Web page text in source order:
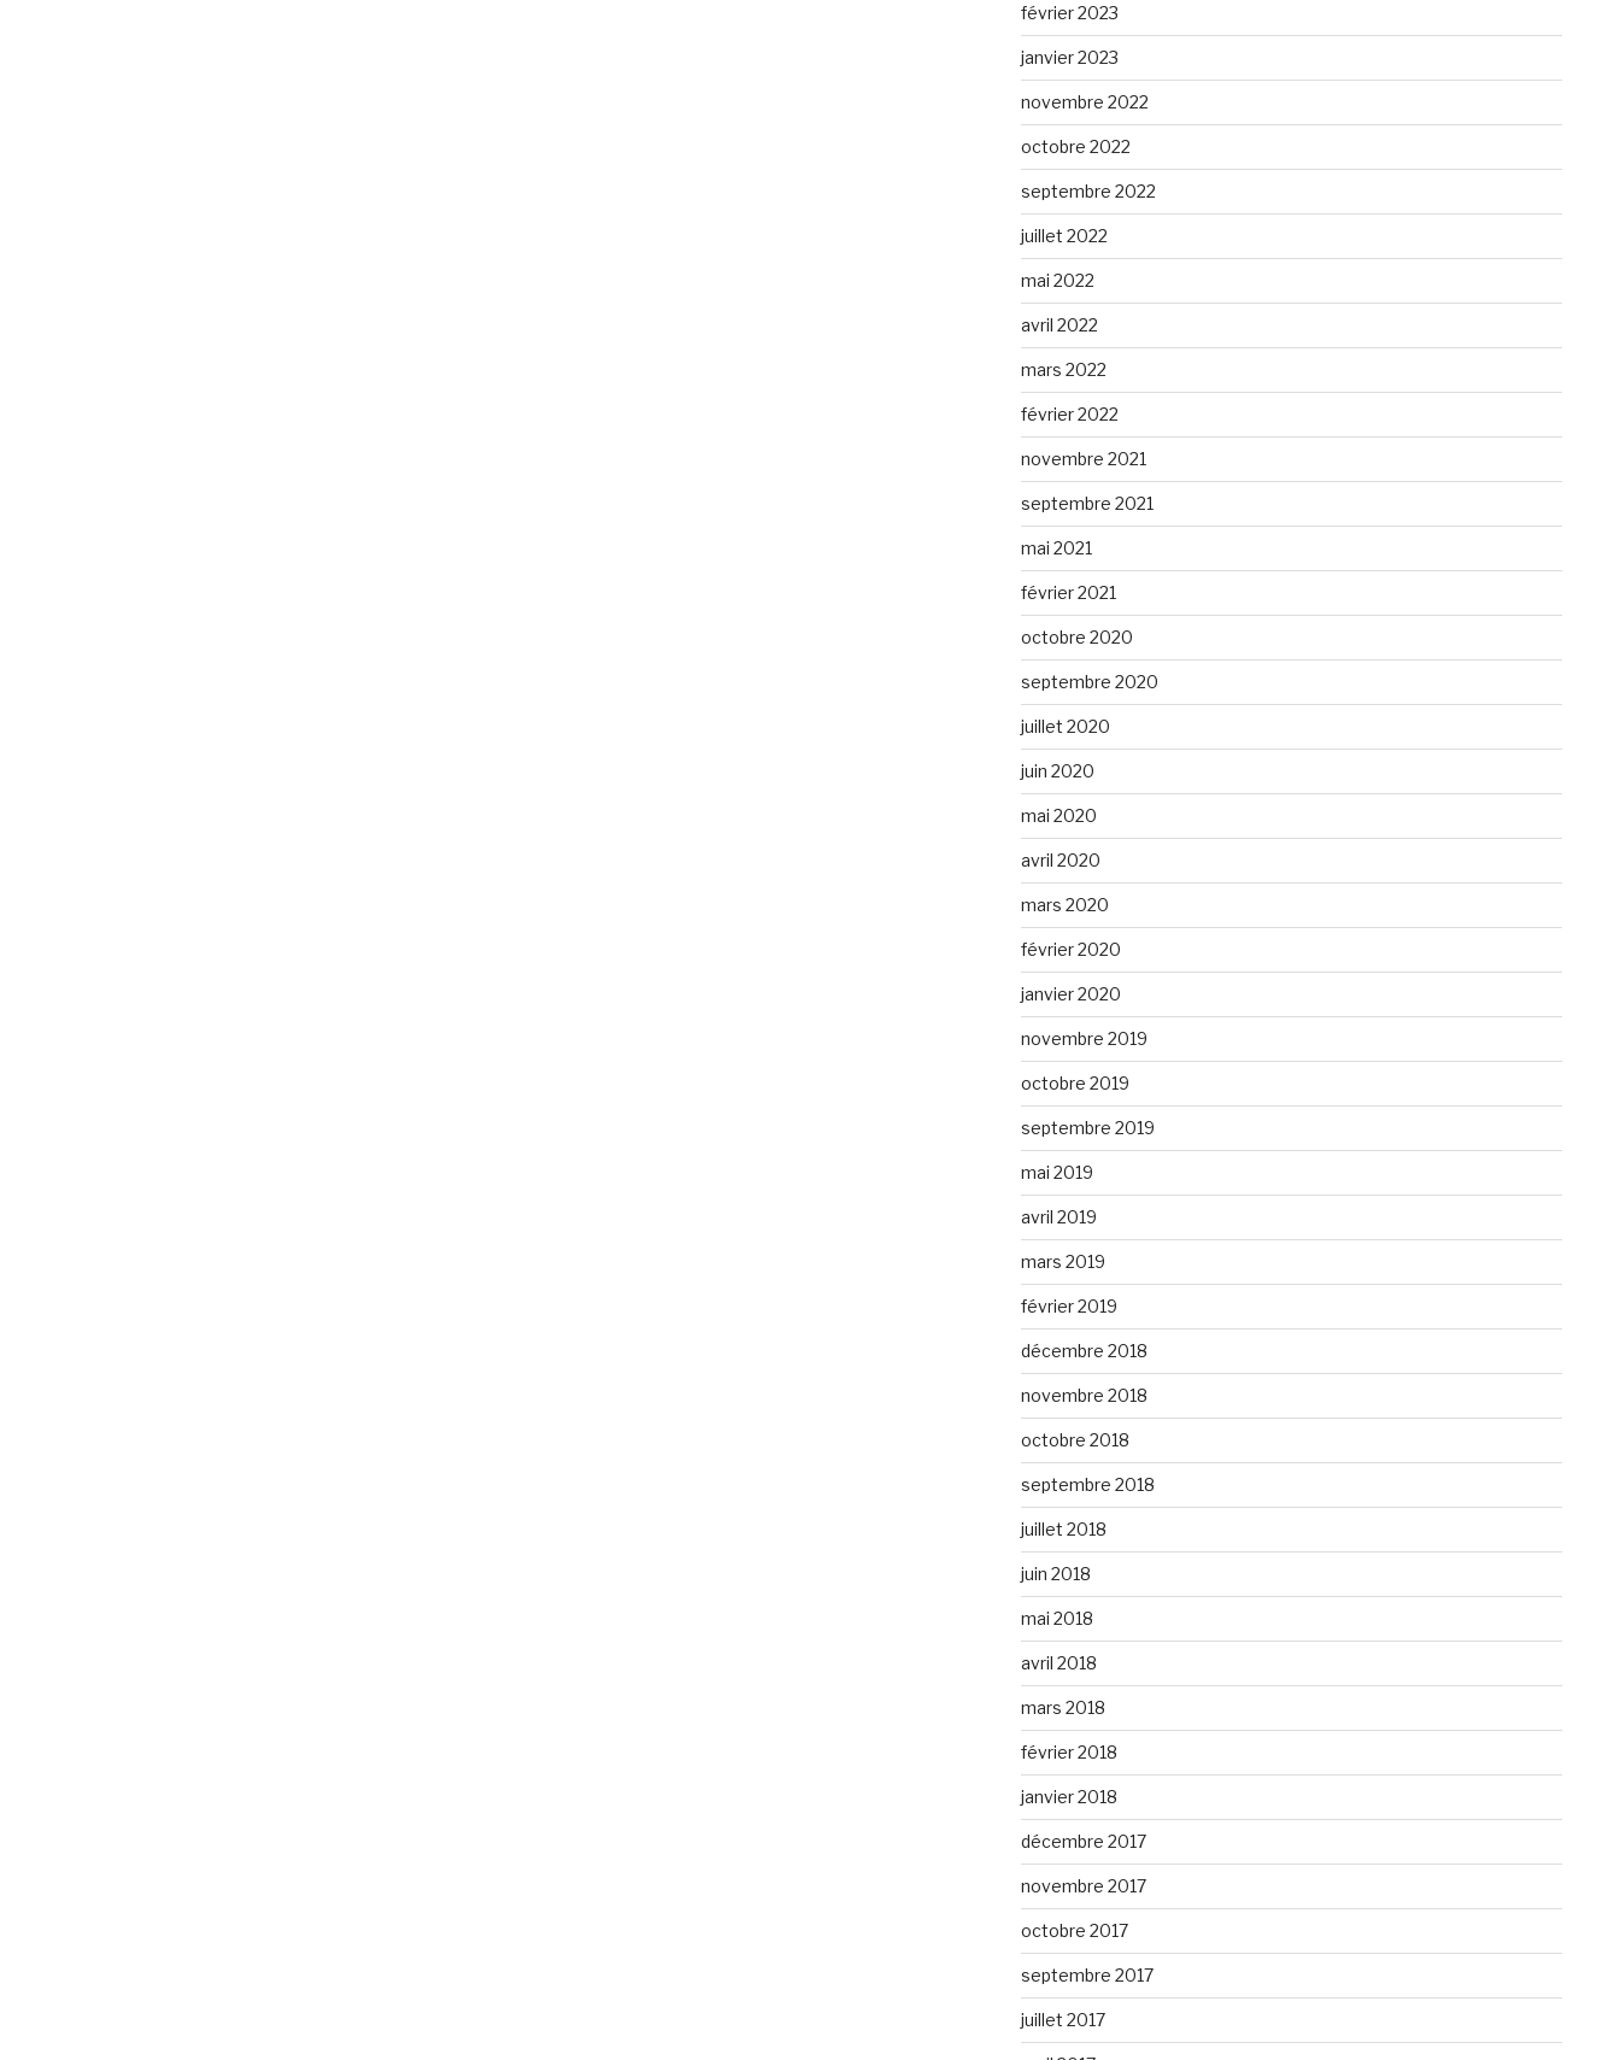
février 2023
janvier 2023
novembre 2022
octobre 2022
septembre 2022
juillet 2022
mai 2022
avril 2022
mars 2022
février 2022
novembre 2021
septembre 2021
mai 2021
février 2021
octobre 2020
septembre 2020
juillet 2020
juin 2020
mai 2020
avril 2020
mars 2020
février 2020
janvier 2020
novembre 2019
octobre 2019
septembre 2019
mai 2019
avril 2019
mars 2019
février 2019
décembre 2018
novembre 2018
octobre 2018
septembre 2018
juillet 2018
juin 2018
mai 2018
avril 2018
mars 2018
février 2018
janvier 2018
décembre 2017
novembre 2017
octobre 2017
septembre 2017
juillet 2017